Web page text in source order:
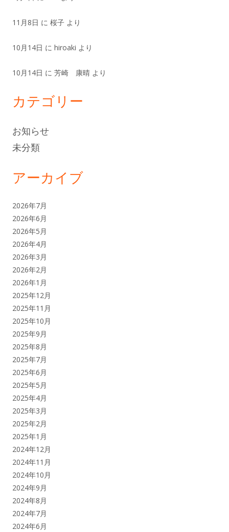
11月8日 に 桜子 より
10月14日 に hiroaki より
10月14日 に 芳崎 康晴 より
カテゴリー
お知らせ
未分類
アーカイブ
2026年7月
2026年6月
2026年5月
2026年4月
2026年3月
2026年2月
2026年1月
2025年12月
2025年11月
2025年10月
2025年9月
2025年8月
2025年7月
2025年6月
2025年5月
2025年4月
2025年3月
2025年2月
2025年1月
2024年12月
2024年11月
2024年10月
2024年9月
2024年8月
2024年7月
2024年6月